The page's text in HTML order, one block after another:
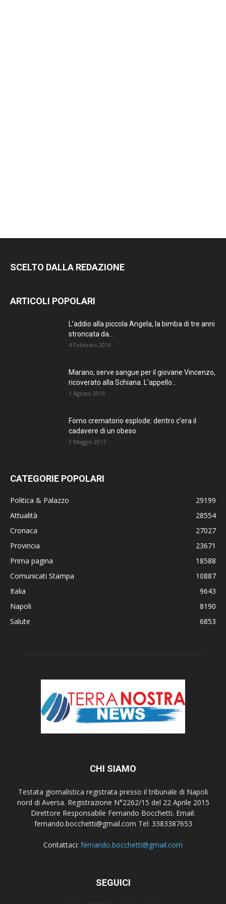
SCELTO DALLA REDAZIONE
ARTICOLI POPOLARI
L’addio alla piccola Angela, la bimba di tre anni
stroncata da...
4 Febbraio 2016
Marano, serve sangue per il giovane Vincenzo,
ricoverato alla Schiana. L’appello...
1 Agosto 2016
Forno crematorio esplode: dentro c’era il
cadavere di un obeso
1 Maggio 2017
CATEGORIE POPOLARI
Politica & Palazzo
29199
Attualità
28554
Cronaca
27027
Provincia
23671
Prima pagina
18588
Comunicati Stampa
10887
Italia
9643
Napoli
8190
Salute
6853
CHI SIAMO
Testata giornalistica registrata presso il tribunale di Napoli
nord di Aversa. Registrazione N°2262/15 del 22 Aprile 2015
Direttore Responsabile Fernando Bocchetti. Email:
fernando.bocchetti@gmail.com Tel: 3383387653
Contattaci: fernando.bocchetti@gmail.com
SEGUICI